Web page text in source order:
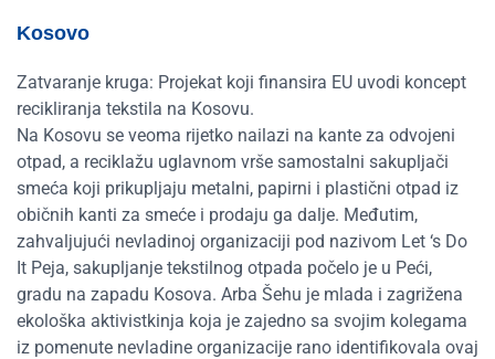
Kosovo
Zatvaranje kruga: Projekat koji finansira EU uvodi koncept
recikliranja tekstila na Kosovu.
Na Kosovu se veoma rijetko nailazi na kante za odvojeni
otpad, a reciklažu uglavnom vrše samostalni sakupljači
smeća koji prikupljaju metalni, papirni i plastični otpad iz
običnih kanti za smeće i prodaju ga dalje. Međutim,
zahvaljujući nevladinoj organizaciji pod nazivom Let ‘s Do
It Peja, sakupljanje tekstilnog otpada počelo je u Peći,
gradu na zapadu Kosova. Arba Šehu je mlada i zagrižena
ekološka aktivistkinja koja je zajedno sa svojim kolegama
iz pomenute nevladine organizacije rano identifikovala ovaj